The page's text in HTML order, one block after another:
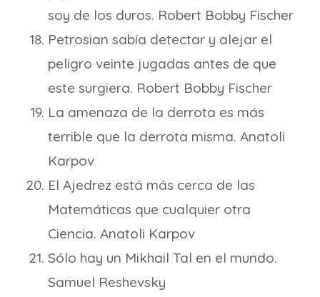
soy de los duros. Robert Bobby Fischer
Petrosian sabía detectar y alejar el
peligro veinte jugadas antes de que
este surgiera. Robert Bobby Fischer
La amenaza de la derrota es más
terrible que la derrota misma. Anatoli
Karpov
El Ajedrez está más cerca de las
Matemáticas que cualquier otra
Ciencia. Anatoli Karpov
Sólo hay un Mikhail Tal en el mundo.
Samuel Reshevsky